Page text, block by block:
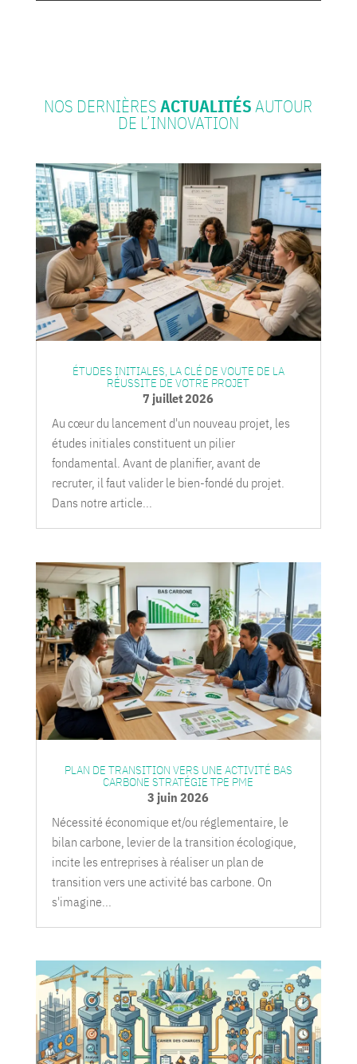
NOS DERNIÈRESACTUALITÉSAUTOUR
DE L’INNOVATION
ÉTUDES INITIALES, LA CLÉ DE VOUTE DE LA
RÉUSSITE DE VOTRE PROJET
7 juillet 2026
Au cœur du lancement d'un nouveau projet, les
études initiales constituent un pilier
fondamental. Avant de planifier, avant de
recruter, il faut valider le bien-fondé du projet.
Dans notre article...
PLAN DE TRANSITION VERS UNE ACTIVITÉ BAS
CARBONE STRATÉGIE TPE PME
3 juin 2026
Nécessité économique et/ou réglementaire, le
bilan carbone, levier de la transition écologique,
incite les entreprises à réaliser un plan de
transition vers une activité bas carbone. On
s'imagine...